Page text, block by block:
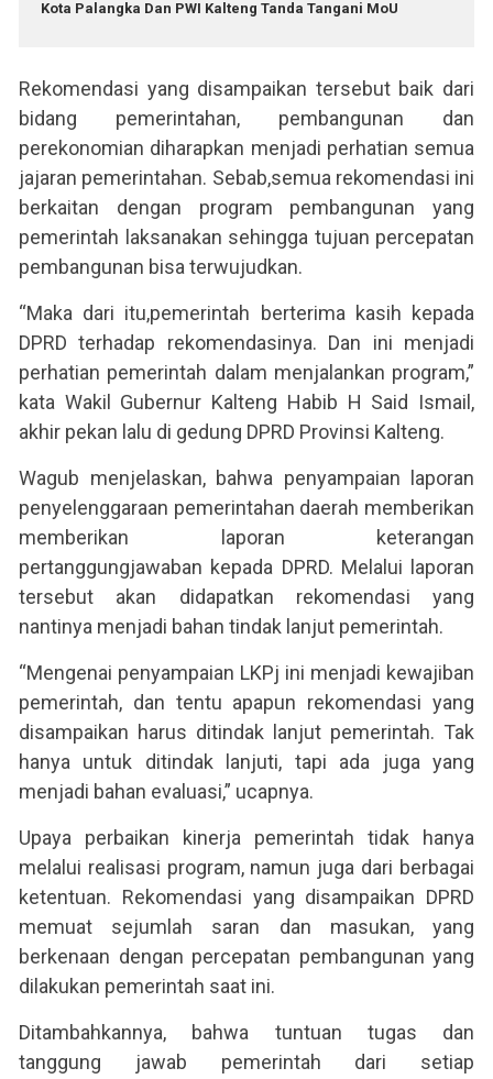
Kota Palangka Dan PWI Kalteng Tanda Tangani MoU
Rekomendasi yang disampaikan tersebut baik dari
bidang pemerintahan, pembangunan dan
perekonomian diharapkan menjadi perhatian semua
jajaran pemerintahan. Sebab,semua rekomendasi ini
berkaitan dengan program pembangunan yang
pemerintah laksanakan sehingga tujuan percepatan
pembangunan bisa terwujudkan.
“Maka dari itu,pemerintah berterima kasih kepada
DPRD terhadap rekomendasinya. Dan ini menjadi
perhatian pemerintah dalam menjalankan program,”
kata Wakil Gubernur Kalteng Habib H Said Ismail,
akhir pekan lalu di gedung DPRD Provinsi Kalteng.
Wagub menjelaskan, bahwa penyampaian laporan
penyelenggaraan pemerintahan daerah memberikan
memberikan laporan keterangan
pertanggungjawaban kepada DPRD. Melalui laporan
tersebut akan didapatkan rekomendasi yang
nantinya menjadi bahan tindak lanjut pemerintah.
“Mengenai penyampaian LKPj ini menjadi kewajiban
pemerintah, dan tentu apapun rekomendasi yang
disampaikan harus ditindak lanjut pemerintah. Tak
hanya untuk ditindak lanjuti, tapi ada juga yang
menjadi bahan evaluasi,” ucapnya.
Upaya perbaikan kinerja pemerintah tidak hanya
melalui realisasi program, namun juga dari berbagai
ketentuan. Rekomendasi yang disampaikan DPRD
memuat sejumlah saran dan masukan, yang
berkenaan dengan percepatan pembangunan yang
dilakukan pemerintah saat ini.
Ditambahkannya, bahwa tuntuan tugas dan
tanggung jawab pemerintah dari setiap